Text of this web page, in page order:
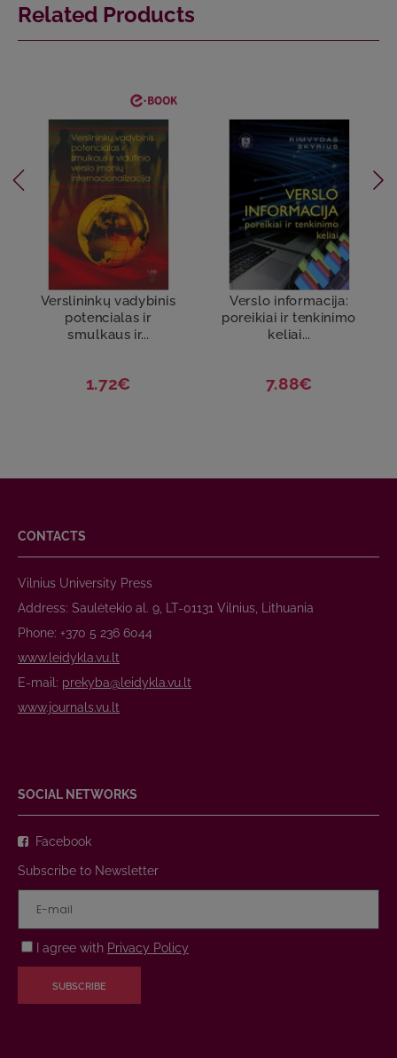
Related Products
Verslininkų vadybinis
potencialas ir
smulkaus ir...
1.72€
Verslo informacija:
poreikiai ir tenkinimo
keliai...
7.88€
CONTACTS
Vilnius University Press
Address: Saulėtekio al. 9, LT-01131 Vilnius, Lithuania
Phone: +370 5 236 6044
www.leidykla.vu.lt
E-mail: prekyba@leidykla.vu.lt
www.journals.vu.lt
SOCIAL NETWORKS
Facebook
Subscribe to Newsletter
I agree with Privacy Policy
SUBSCRIBE